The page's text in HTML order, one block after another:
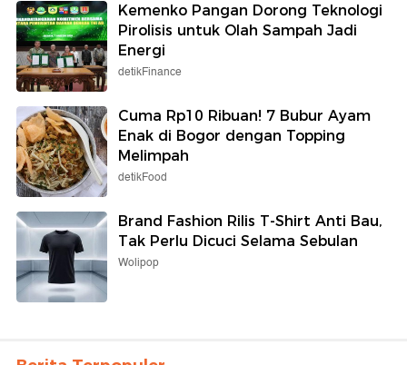
Kemenko Pangan Dorong Teknologi
Pirolisis untuk Olah Sampah Jadi
Energi
detikFinance
Cuma Rp10 Ribuan! 7 Bubur Ayam
Enak di Bogor dengan Topping
Melimpah
detikFood
Brand Fashion Rilis T-Shirt Anti Bau,
Tak Perlu Dicuci Selama Sebulan
Wolipop